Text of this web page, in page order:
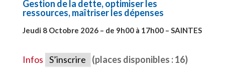
Gestion de la dette, optimiser les
ressources, maîtriser les dépenses
Jeudi 8 Octobre 2026 – de 9h00 à 17h00 – SAINTES
Infos S’inscrire (places disponibles : 16)